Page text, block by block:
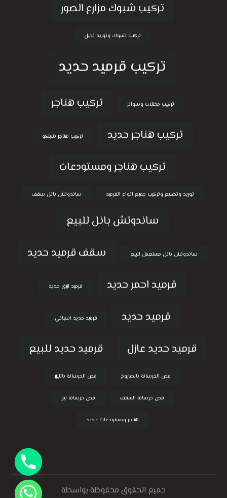
تركيب شبوك مزارع الصور
تركيب شبوك وتوريد نخيل
تركيب قرميد حديد
تركيب مظلات وسواتر
تركيب هناجر
تركيب هناجر حديد
تركيب هناجر شينكو
تركيب هناجر ومستودعات
توريد وتصنيع وتركيب جميع انواع القرميد ساندوتش بانل سقف
ساندوتش بانل للبيع
ساندوتش بانل مستعمل للبيع
سقف قرميد حديد
قرميد احمر حديد
قرميد ازرق حديد
قرميد حديد قرميد حديد اسباني
قرميد حديد عازل قرميد حديد للبيع
قص الخرسانة بالصاروخ قص الخرسانة بالليزر
قص خرسانة السقف قص خرسانة ليزر
هناجر ومستودعات حديد
جميع الحقوق محفوظة بواسطة